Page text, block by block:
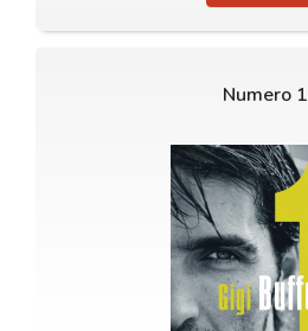
Numero 1